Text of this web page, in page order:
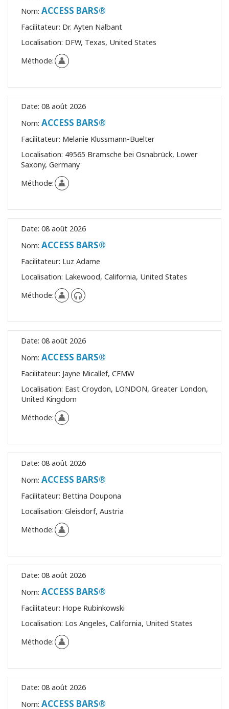
Nom: ACCESS BARS®
Facilitateur: Dr. Ayten Nalbant
Localisation: DFW, Texas, United States
Méthode:
Date: 08 août 2026
Nom: ACCESS BARS®
Facilitateur: Melanie Klussmann-Buelter
Localisation: 49565 Bramsche bei Osnabrück, Lower
Saxony, Germany
Méthode:
Date: 08 août 2026
Nom: ACCESS BARS®
Facilitateur: Luz Adame
Localisation: Lakewood, California, United States
Méthode:
Date: 08 août 2026
Nom: ACCESS BARS®
Facilitateur: Jayne Micallef, CFMW
Localisation: East Croydon, LONDON, Greater London,
United Kingdom
Méthode:
Date: 08 août 2026
Nom: ACCESS BARS®
Facilitateur: Bettina Doupona
Localisation: Gleisdorf, Austria
Méthode:
Date: 08 août 2026
Nom: ACCESS BARS®
Facilitateur: Hope Rubinkowski
Localisation: Los Angeles, California, United States
Méthode:
Date: 08 août 2026
Nom: ACCESS BARS®